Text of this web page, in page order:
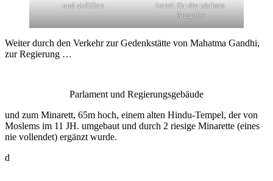
und abfüllen
bereit für die nächste
Ausgabe
Weiter durch den Verkehr zur Gedenkstätte von Mahatma Gandhi,
zur Regierung …
Parlament und Regierungsgebäude
und zum Minarett, 65m hoch, einem alten Hindu-Tempel, der von
Moslems im 11 JH. umgebaut und durch 2 riesige Minarette (eines
nie vollendet) ergänzt wurde.
d